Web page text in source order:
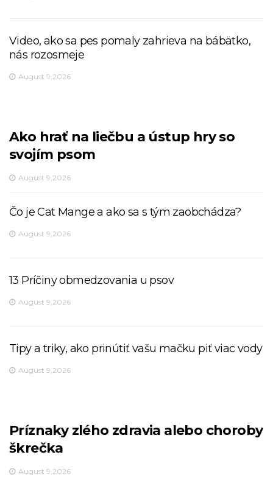
Video, ako sa pes pomaly zahrieva na bábätko,
nás rozosmeje
August 9,2026
Ako hrať na liečbu a ústup hry so
svojím psom
August 9,2026
Čo je Cat Mange a ako sa s tým zaobchádza?
August 9,2026
13 Príčiny obmedzovania u psov
August 9,2026
Tipy a triky, ako prinútiť vašu mačku piť viac vody
August 9,2026
Príznaky zlého zdravia alebo choroby
škrečka
August 9,2026